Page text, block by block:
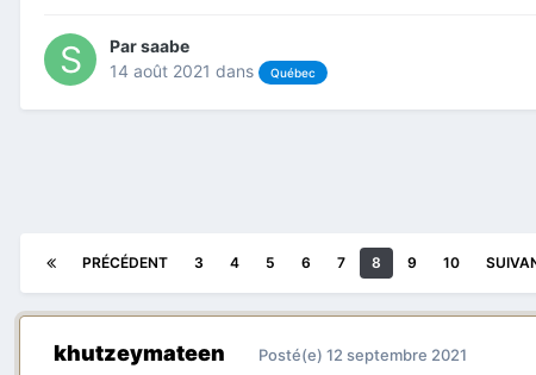
Parsaabe
14 août 2021 dans Québec
PRÉCÉDENT 3 4 5 6 7 8 9 10
khutzeymateen Posté(e) 12 septembre 2021